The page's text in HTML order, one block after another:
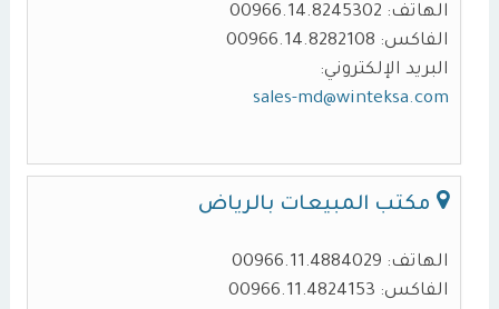
الهاتف: 00966.14.8245302
الفاكس: 00966.14.8282108
البريد الإلكتروني:
sales-md@winteksa.com
مكتب المبيعات بالرياض
الهاتف: 00966.11.4884029
الفاكس: 00966.11.4824153